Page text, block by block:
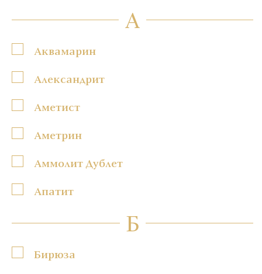
А
Аквамарин
Александрит
Аметист
Аметрин
Аммолит Дублет
Апатит
Б
Бирюза